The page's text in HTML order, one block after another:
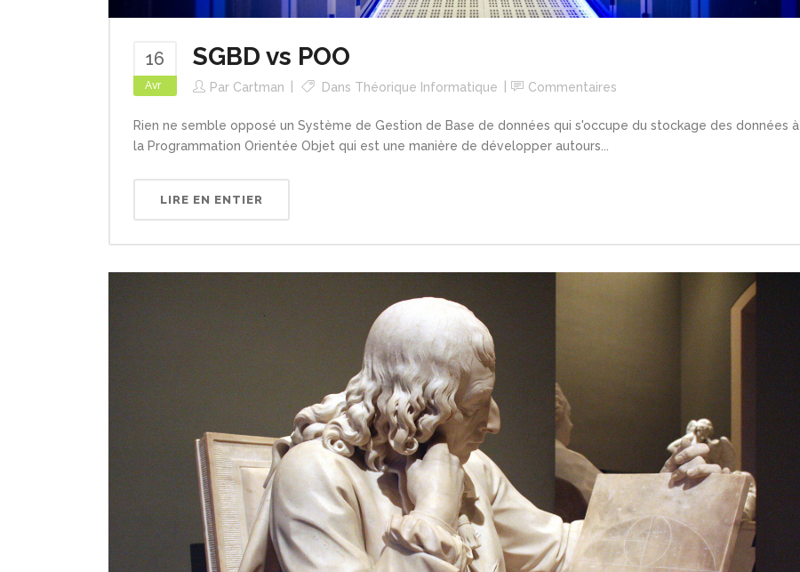
16
Avr
SGBD vs POO
Par Cartman Dans Théorique Informatique Commentaires
Rien ne semble opposé un Système de Gestion de Base de données qui s'occupe du stockage des données à
la Programmation Orientée Objet qui est une manière de développer autours...
LIRE EN ENTIER